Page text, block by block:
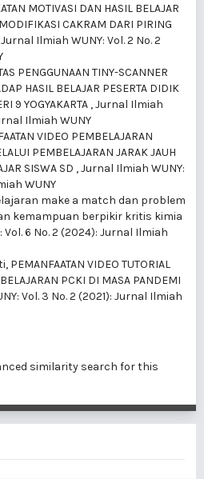
MOTIVASI DAN HASIL BELAJAR
CAKRAM DARI PIRING
Jurnal Ilmiah WUNY: Vol. 2 No. 2
PENGGUNAAN TINY-SCANNER
HASIL BELAJAR PESERTA DIDIK
9 YOGYAKARTA ,Jurnal Ilmiah
Ilmiah WUNY
VIDEO PEMBELAJARAN
PEMBELAJARAN JARAK JAUH
SISWA SD ,Jurnal Ilmiah WUNY:
WUNY
make a match dan problem
kemampuan berpikir kritis kimia
Vol. 6 No. 2 (2024): Jurnal Ilmiah
PEMANFAATAN VIDEO TUTORIAL
PCKI DI MASA PANDEMI
Vol. 3 No. 2 (2021): Jurnal Ilmiah
similarity search for this